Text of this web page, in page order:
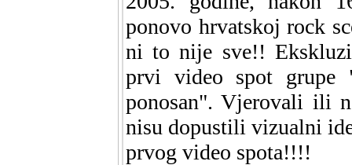
ponovo hrvatskoj rock
ni to nije sve!!
prvi video spot
ponosan". Vjerovali ili
nisu dopustili vizualni
prvog video spota!!!!